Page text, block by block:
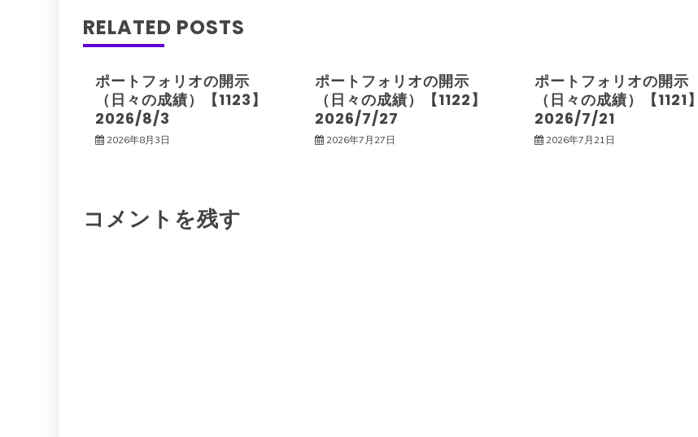
ナ
ゲ
ー
ョ
RELATED POSTS
ポートフォリオの開示
（日々の成績）【1123】
2026/8/3
2026年8月3日
ポートフォリオの開示
（日々の成績）【1122】
2026/7/27
2026年7月27日
ポートフォリオの開示
（日々の成績）【1121】
2026/7/21
2026年7月21日
コメントを残す